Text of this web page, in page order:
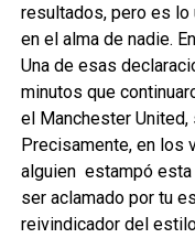
resultados, pero es lo
en el alma de nadie.
Una de esas
minutos que
el Manchester
Precisamente, en los
alguien estampó esta
ser aclamado por tu
reivindicador del